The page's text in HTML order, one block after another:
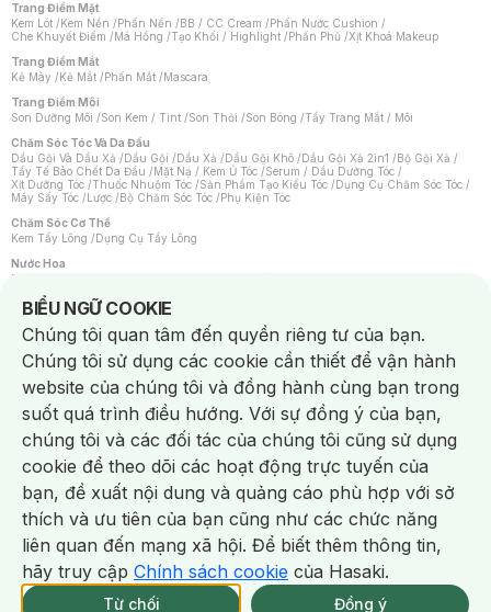
NowFree 2H Giao Nhanh Miễn Phí 2H Xem chi tiết
THÔNG BÁO
Trang Điểm Mặt
Kem Lót /Kem Nền /Phấn Nền /BB / CC Cream /Phấn Nước Cushion /
Che Khuyết Điểm /Má Hồng /Tạo Khối / Highlight /Phấn Phủ /Xịt Khoá Makeup
Trang Điểm Mắt
Kẻ Mày /Kẻ Mắt /Phấn Mắt /Mascara
Trang Điểm Môi
Son Dưỡng Môi /Son Kem / Tint /Son Thỏi /Son Bóng /Tẩy Trang Mắt / Môi
Chăm Sóc Tóc Và Da Đầu
Dầu Gội Và Dầu Xả /Dầu Gội /Dầu Xả /Dầu Gội Khô /Dầu Gội Xả 2in1 /Bộ Gội Xả /
Tẩy Tế Bào Chết Da Đầu /Mặt Nạ / Kem Ủ Tóc /Serum / Dầu Dưỡng Tóc /
Xịt Dưỡng Tóc /Thuốc Nhuộm Tóc /Sản Phẩm Tạo Kiểu Tóc /Dụng Cụ Chăm Sóc Tóc /
Máy Sấy Tóc /Lược /Bộ Chăm Sóc Tóc /Phụ Kiện Tóc
Chăm Sóc Cơ Thể
Kem Tẩy Lông /Dụng Cụ Tẩy Lông
Nước Hoa
Nước Hoa Nữ
Chăm Sóc Cá Nhân
Chống Muỗi /Khẩu Trang /Máy Massage/Mặt Nạ Xông Hơi /Nước Rửa Tay/
Sản Phẩm Chăm Sóc Khác /Bàn Chải Đánh Răng /Bàn Chải Điện/
Hỗ Trợ Trắng Răng/Kem Đánh Răng /Máy Tăm Nước/ Nước Súc Miệng/
Tăm / Chỉ Nha Khoa/ Xịt Thơm Miệng / Dung Dịch Vệ Sinh/Dưỡng Vùng Kín/
Khăn Ướt Vệ Sinh Vùng Kín/Băng Vệ Sinh/Tampon/Bọt Cạo Râu /Dao Cạo Râu/
Máy Cạo Râu
Vấn Đề Về Da
Da Dầu / Lỗ Chân Lông To/ Da Khô / Mất Nước/ Da Lão Hóa/ Da Mụn/
Da Nhạy Cảm / Kích Ứng
Da Xỉn Màu Thâm / Nám / Tàn Nhang
Quầng Thâm & Bọng Mắt /Sẹo /Viêm Da Cơ Địa
Dụng Cụ / Phụ Kiện Chăm Sóc Da
Bông Tẩy Trang
Khăn Lau Mặt Khô Dụng Cụ / Máy Rửa Mặt Máy Chăm Sóc Da
Dụng Cụ Chăm Sóc Khác
BIỂU NGỮ COOKIE
Notice about cookies usage
Chúng tôi quan tâm đến quyền riêng tư của bạn.
Chúng tôi sử dụng các cookie cần thiết để vận hành
website của chúng tôi và đồng hành cùng bạn trong
suốt quá trình điều hướng. Với sự đồng ý của bạn,
chúng tôi và các đối tác của chúng tôi cũng sử dụng
cookie để theo dõi các hoạt động trực tuyến của
bạn, đề xuất nội dung và quảng cáo phù hợp với sở
thích và ưu tiên của bạn cũng như các chức năng
liên quan đến mạng xã hội. Để biết thêm thông tin,
hãy truy cập Chính sách cookie của Hasaki.
Từ chối Đồng ý